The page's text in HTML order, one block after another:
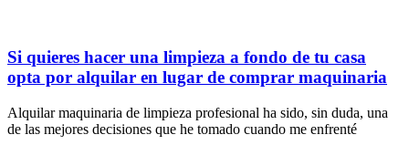
Si quieres hacer una limpieza a fondo de tu casa
opta por alquilar en lugar de comprar maquinaria
Alquilar maquinaria de limpieza profesional ha sido, sin duda, una
de las mejores decisiones que he tomado cuando me enfrenté